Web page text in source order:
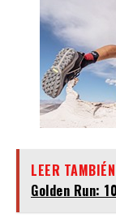
LEER
Golden Run: